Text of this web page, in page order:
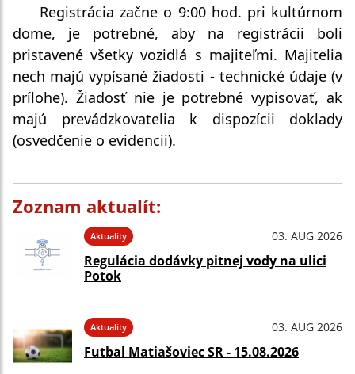
Registrácia začne o 9:00 hod. pri kultúrnom
dome, je potrebné, aby na registrácii boli
pristavené všetky vozidlá s majiteľmi. Majitelia
nech majú vypísané žiadosti - technické údaje (v
prílohe). Žiadosť nie je potrebné vypisovať, ak
majú prevádzkovatelia k dispozícii doklady
(osvedčenie o evidencii).
Zoznam aktualít:
Aktuality 03. AUG 2026
Regulácia dodávky pitnej vody na ulici
Potok
Aktuality 03. AUG 2026
Futbal Matiašoviec SR - 15.08.2026